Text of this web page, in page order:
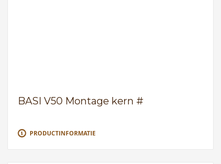
BASI V50 Montage kern #
PRODUCTINFORMATIE